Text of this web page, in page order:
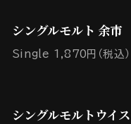
シングルモルト 余市
Single 1,870円（税込）
シングルモルトウイ